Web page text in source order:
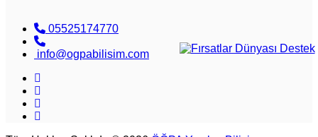
05525174770
info@ogpabilisim.com